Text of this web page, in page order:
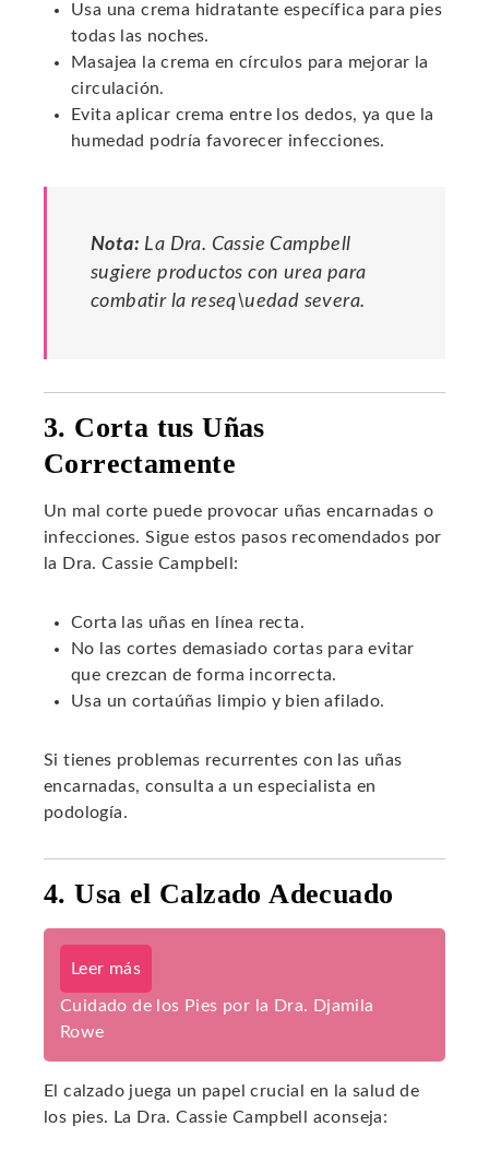
Usa una crema hidratante específica para pies
todas las noches.
Masajea la crema en círculos para mejorar la
circulación.
Evita aplicar crema entre los dedos, ya que la
humedad podría favorecer infecciones.
Nota: La Dra. Cassie Campbell
sugiere productos con urea para
combatir la reseq\uedad severa.
3. Corta tus Uñas
Correctamente
Un mal corte puede provocar uñas encarnadas o
infecciones. Sigue estos pasos recomendados por
la Dra. Cassie Campbell:
Corta las uñas en línea recta.
No las cortes demasiado cortas para evitar
que crezcan de forma incorrecta.
Usa un cortaúñas limpio y bien afilado.
Si tienes problemas recurrentes con las uñas
encarnadas, consulta a un especialista en
podología.
4. Usa el Calzado Adecuado
Leer más
Cuidado de los Pies por la Dra. Djamila
Rowe
El calzado juega un papel crucial en la salud de
los pies. La Dra. Cassie Campbell aconseja: